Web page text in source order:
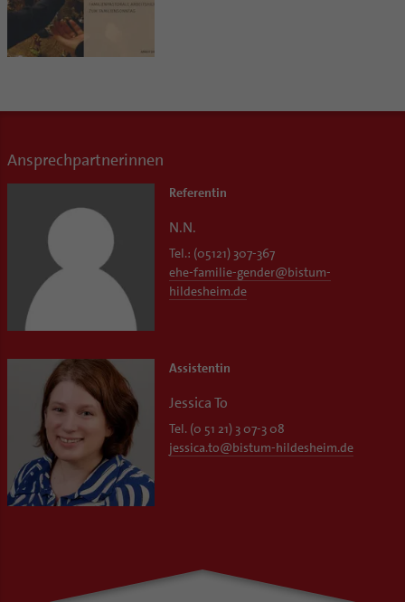
Ansprechpartnerinnen
Referentin
N.N.
Tel.: (05121) 307-367
ehe-familie-gender@bistum-
hildesheim.de
Assistentin
Jessica To
Tel. (0 51 21) 3 07-3 08
jessica.to@bistum-hildesheim.de